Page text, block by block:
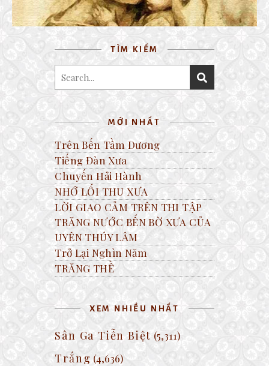
TÌM KIẾM
MỚI NHẤT
Trên Bến Tầm Dương
Tiếng Đàn Xưa
Chuyến Hải Hành
NHỚ LỐI THU XƯA
LỜI GIAO CẢM TRÊN THI TẬP
TRĂNG NƯỚC BẾN BỜ XƯA CỦA
UYÊN THÚY LÂM
Trở Lại Nghìn Năm
TRĂNG THỀ
XEM NHIỀU NHẤT
Sân Ga Tiễn Biệt (5,311)
Trắng (4,636)